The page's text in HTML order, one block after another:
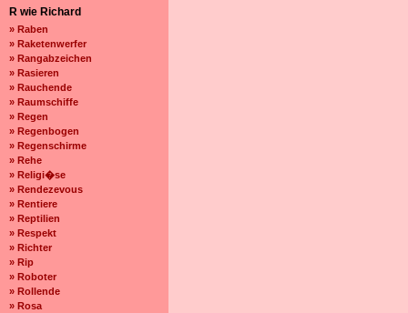
R wie Richard
» Raben
» Raketenwerfer
» Rangabzeichen
» Rasieren
» Rauchende
» Raumschiffe
» Regen
» Regenbogen
» Regenschirme
» Rehe
» Religi�se
» Rendezevous
» Rentiere
» Reptilien
» Respekt
» Richter
» Rip
» Roboter
» Rollende
» Rosa